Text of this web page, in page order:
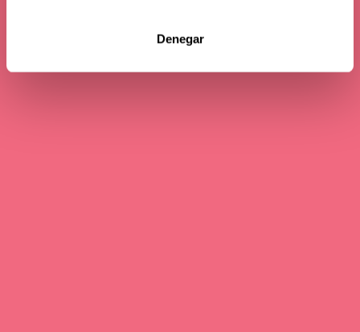
Denegar